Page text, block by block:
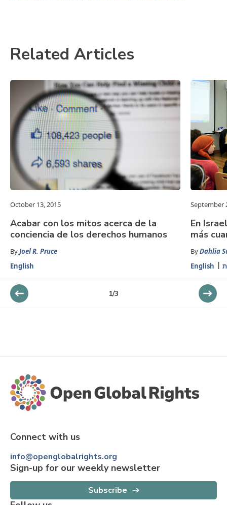
Related Articles
October 13, 2015
Acabar con los mitos acerca de la
conciencia de los derechos humanos
ByJoel R. Pruce
English
September
En
más
ByDahlia
English
1/3
Connect with us
info@openglobalrights.org
Sign-up for our weekly newsletter
Subscribe